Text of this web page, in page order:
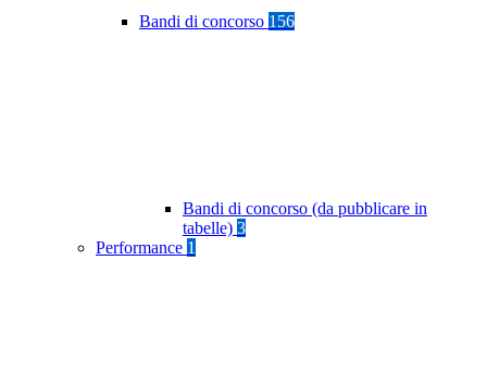
Bandi di concorso 156
Bandi di concorso (da pubblicare in
tabelle) 3
Performance 1